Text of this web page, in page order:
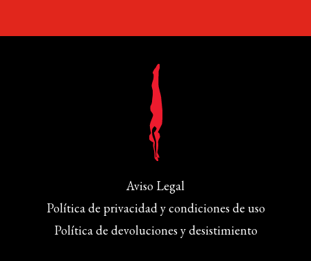
Aviso Legal
Política de privacidad y condiciones de uso
Política de devoluciones y desistimiento